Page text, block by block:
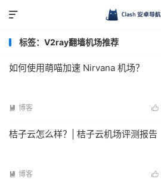

标签：V2ray翻墙机场推荐
如何使用萌喵加速 Nirvana 机场？

 博客
桔子云怎么样？| 桔子云机场评测报告

 博客